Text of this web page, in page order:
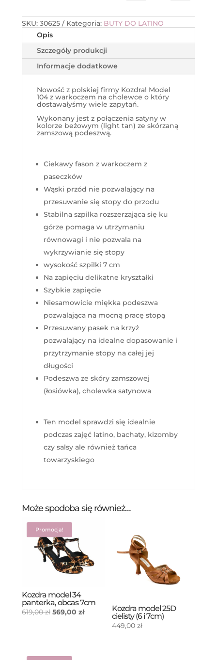
SKU: 30625 Kategoria: BUTY DO LATINO
Opis
Szczegóły produkcji
Informacje dodatkowe
Nowość z polskiej firmy Kozdra! Model
104 z warkoczem na cholewce o który
dostawałyśmy wiele zapytań.
Wykonany jest z połączenia satyny w
kolorze beżowym (light tan) ze skórzaną
zamszową podeszwą.
Ciekawy fason z warkoczem z
paseczków
Wąski przód nie pozwalający na
przesuwanie się stopy do przodu
Stabilna szpilka rozszerzająca się ku
górze pomaga w utrzymaniu
równowagi i nie pozwala na
wykrzywianie się stopy
wysokość szpilki 7 cm
Na zapięciu delikatne kryształki
Szybkie zapięcie
Niesamowicie miękka podeszwa
pozwalająca na mocną pracę stopą
Przesuwany pasek na krzyż
pozwalający na idealne dopasowanie i
przytrzymanie stopy na całej jej
długości
Podeszwa ze skóry zamszowej
(łosiówka), cholewka satynowa
Ten model sprawdzi się idealnie
podczas zajęć latino, bachaty, kizomby
czy salsy ale również tańca
towarzyskiego
Może spodoba się również…
Promocja!
Kozdra model 34
panterka, obcas 7cm
619,00zł Pierwotna
569,00 złAktualnaKozdra model 25D
cielisty (6 i 7cm)
449,00zł